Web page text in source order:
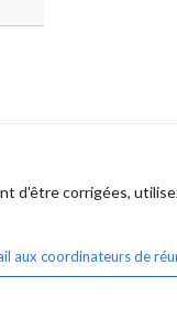
d'être corrigées,
aux coordinateurs de